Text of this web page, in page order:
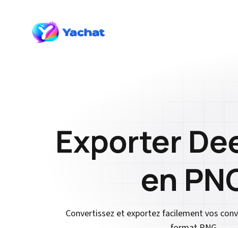
Exporter
en
Convertissez et exportez facilement vos